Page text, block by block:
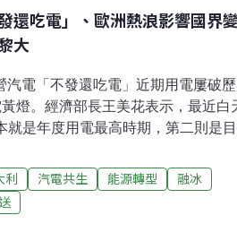
還吃電」、歐洲熱浪影響國界
大
電「不發還吃電」近期用電屢破歷
燈。經濟部長王美花表示，最近白
就是年度用電最高時期，第二則是
可發到500萬瓩，超過供電10%以
以需量反應、水力發電審慎調配。
惹民怨 桃市府：清除500公斤死魚
利 汽電共生 能源轉型
融冰